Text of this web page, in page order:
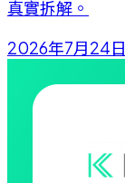
真實拆解。
2026年7月24日